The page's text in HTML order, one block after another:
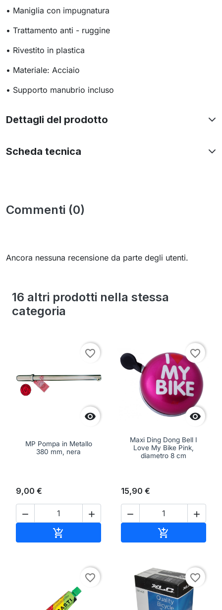
• Maniglia con impugnatura
• Trattamento anti - ruggine
• Rivestito in plastica
• Materiale: Acciaio
• Supporto manubrio incluso
Dettagli del prodotto
Scheda tecnica
Commenti (0)
Ancora nessuna recensione da parte degli utenti.
16 altri prodotti nella stessa
categoria

favorite_border
MP Pompa in Metallo
380 mm, nera
9,00 €
 


favorite_border
Maxi Ding Dong Bell I
Love My Bike Pink,
diametro 8 cm
15,90 €
 

favorite_border favorite_border